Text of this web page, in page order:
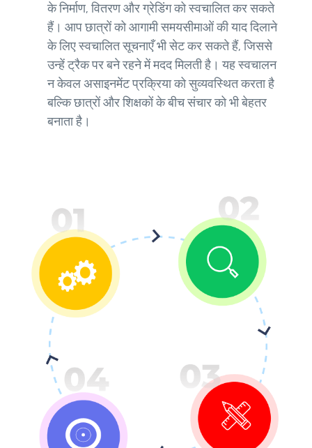
के निर्माण, वितरण और ग्रेडिंग को स्वचालित कर सकते
हैं। आप छात्रों को आगामी समयसीमाओं की याद दिलाने
के लिए स्वचालित सूचनाएँ भी सेट कर सकते हैं, जिससे
उन्हें ट्रैक पर बने रहने में मदद मिलती है। यह स्वचालन
न केवल असाइनमेंट प्रक्रिया को सुव्यवस्थित करता है
बल्कि छात्रों और शिक्षकों के बीच संचार को भी बेहतर
बनाता है।